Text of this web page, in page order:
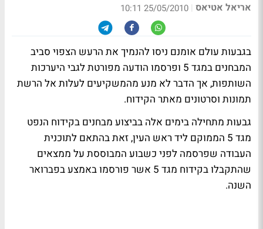
אריאל אטיאס |
25/05/2010 10:11
בגבעות עולם אומנם ניסו להנמיך את הרעש הצפוי סביב
המבחנים במגד 5 ופרסמו הודעה מפורטת לגבי היערכות
השותפות, אך הדבר לא מנע מהמשקיעים לעלות אל הרשת
תמונות וסרטונים מאתר הקידוח.
גבעות מתחילה בימים אלה בביצוע מבחנים בקידוח הנפט
מגד 5 הממוקם ליד ראש העין, זאת בהתאם לתוכנית
העבודה שפרסמה לפני כשבוע המבוססת על ממצאים
שהתקבלו בקידוח מגד 5 אשר פורסמו באמצע בפברואר
השנה.